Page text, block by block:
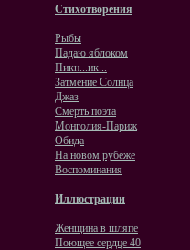
Стихотворения
Рыбы
Падаю яблоком
Пикн...ик...
Затмение Солнца
Джаз
Смерть поэта
Монголия-Париж
Обида
На новом рубеже
Воспоминания
Иллюстрации
Женщина в шляпе
Поющее сердце 40